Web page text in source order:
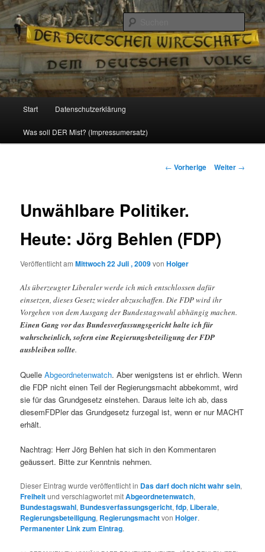
Reizzentrum
Politik, Wirtschaft, Soziales und Gesellschaft
Zum
Inhalt
Start Datenschutzerklärung
Was soll DER Mist? (Impressumersatz)
Beitrags-
← Vorherige Weiter →
Unwählbare Politiker.
Heute: Jörg Behlen (FDP)
Veröffentlicht amMittwoch 22 Juli , 2009vonHolger
Als überzeugter Liberaler werde ich mich entschlossen dafür
einsetzen, dieses Gesetz wieder abzuschaffen. Die FDP wird ihr
Vorgehen von dem Ausgang der Bundestagswahl abhängig machen.
Einen Gang vor das Bundesverfassungsgericht halte ich für
wahrscheinlich, sofern eine Regierungsbeteiligung der FDP
ausbleiben sollte.
QuelleAbgeordnetenwatch. Aber wenigstens ist er ehrlich. Wenn
die FDP nicht einen Teil der Regierungsmacht abbekommt, wird
sie für das Grundgesetz einstehen. Daraus leite ich ab, dass
diesemFDPler das Grundgesetz furzegal ist, wenn er nur MACHT
erhält.
Nachtrag: Herr Jörg Behlen hat sich in den Kommentaren
geäussert. Bitte zur Kenntnis nehmen.
Dieser Eintrag wurde veröffentlicht in Das darf doch nicht wahr sein,
Freiheitund verschlagwortet mitAbgeordnetenwatch,
Bundestagswahl, Bundesverfassungsgericht,fdp, Liberale,
Regierungsbeteiligung, RegierungsmachtvonHolger.
Permanenter Link zum Eintrag.